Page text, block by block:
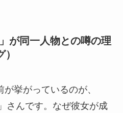
が同一人物との噂の理
挙がっているのが、
さんです。なぜ彼女が成